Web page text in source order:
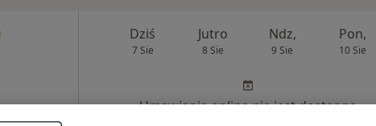
Dziś
7 Sie
Jutro
8 Sie
Ndz,
9 Sie
Pon,
10 Sie
Umawianie online nie jest dostępne